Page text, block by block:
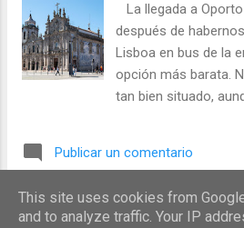
1307 sobre los
por la orden de los
dominio fue el
ahora es el
los templarios, en
Jerusalén, que lo
periodo de tiempo,
propiedad de la
Santa María de
La llegada a
después de
Lisboa en bus de la
opción más barata.
tan bien situado,
despreciable
Tour gratuito pero al
Publicar un comentario
MÁS
This site uses cookies from
and to analyze traffic. Your IP